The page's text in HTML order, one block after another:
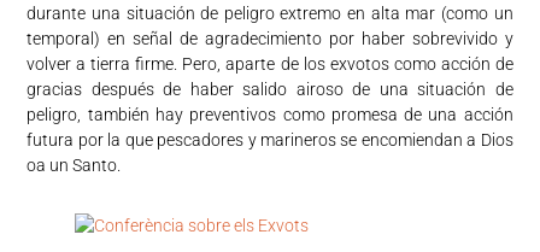
durante una situación de peligro extremo en alta mar (como un
temporal) en señal de agradecimiento por haber sobrevivido y
volver a tierra firme. Pero, aparte de los exvotos como acción de
gracias después de haber salido airoso de una situación de
peligro, también hay preventivos como promesa de una acción
futura por la que pescadores y marineros se encomiendan a Dios
oa un Santo.